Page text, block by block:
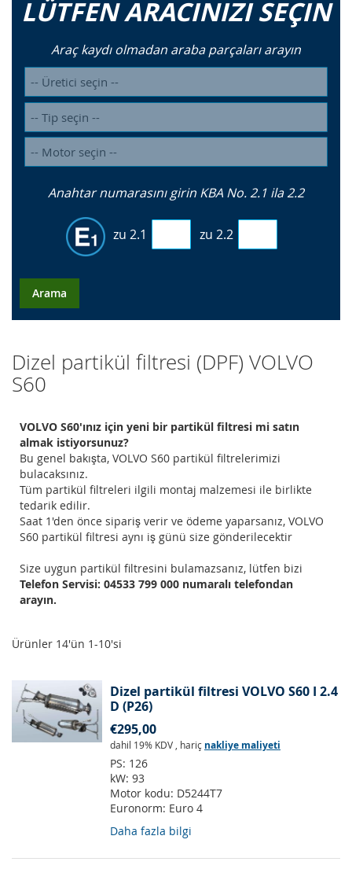
LÜTFEN ARACINIZI SEÇIN
Araç kaydı olmadan araba parçaları arayın
Anahtar numarasını girin KBA No. 2.1 ila 2.2
zu 2.1 zu 2.2
Arama
Dizel partikül filtresi (DPF) VOLVO
S60
VOLVO S60'ınız için yeni bir partikül filtresi mi satın
almak istiyorsunuz?
Bu genel bakışta, VOLVO S60 partikül filtrelerimizi
bulacaksınız.
Tüm partikül filtreleri ilgili montaj malzemesi ile birlikte
tedarik edilir.
Saat 1'den önce sipariş verir ve ödeme yaparsanız, VOLVO
S60 partikül filtresi aynı iş günü size gönderilecektir
Size uygun partikül filtresini bulamazsanız, lütfen bizi
Telefon Servisi: 04533 799 000 numaralı telefondan
arayın.
Ürünler 14'ün 1-10'si
Dizel partikül filtresi VOLVO S60 I 2.4
D (P26)
€295,00
dahil 19% KDV , hariç nakliye maliyeti
PS: 126
kW: 93
Motor kodu: D5244T7
Euronorm: Euro 4
Daha fazla bilgi